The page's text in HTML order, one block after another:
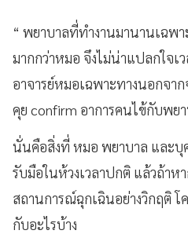
“ พยาบาลที่ทำงานมานานเฉพ
มากกว่าหมอ จึงไม่น่าแปลกใจ
อาจารย์หมอเฉพาะทางนอกจา
คุย confirm อาการคนไข้กับพย
นั่นคือสิ่งที่ หมอ พยาบาล และบุ
รับมือในห้วงเวลาปกติ แล้วถ้าห
สถานการณ์ฉุกเฉินอย่างวิกฤติ โ
กับอะไรบ้าง